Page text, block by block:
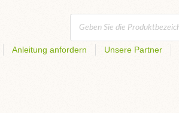
Anleitung anfordern Unsere Partner